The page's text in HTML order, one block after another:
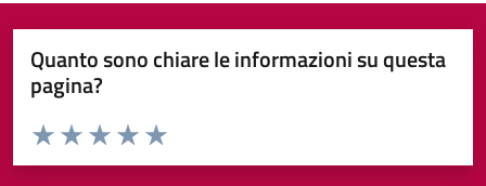
Quanto sono chiare le informazioni su questa
pagina?
Valuta da 1 a 5 stelle la pagina
Valuta 5 stelle su 5
Valuta 4 stelle su 5
Valuta 3 stelle su 5
Valuta 2 stelle su 5
Valuta 1 stelle su 5